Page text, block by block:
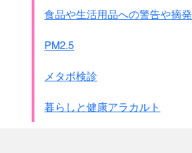
食品や生活用品への警告や摘発
PM2.5
メタボ検診
暮らしと健康アラカルト